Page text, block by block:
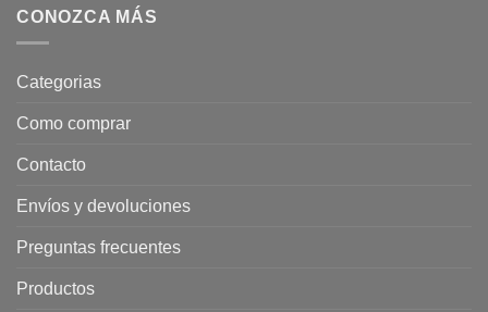
CONOZCA MÁS
Categorias
Como comprar
Contacto
Envíos y devoluciones
Preguntas frecuentes
Productos